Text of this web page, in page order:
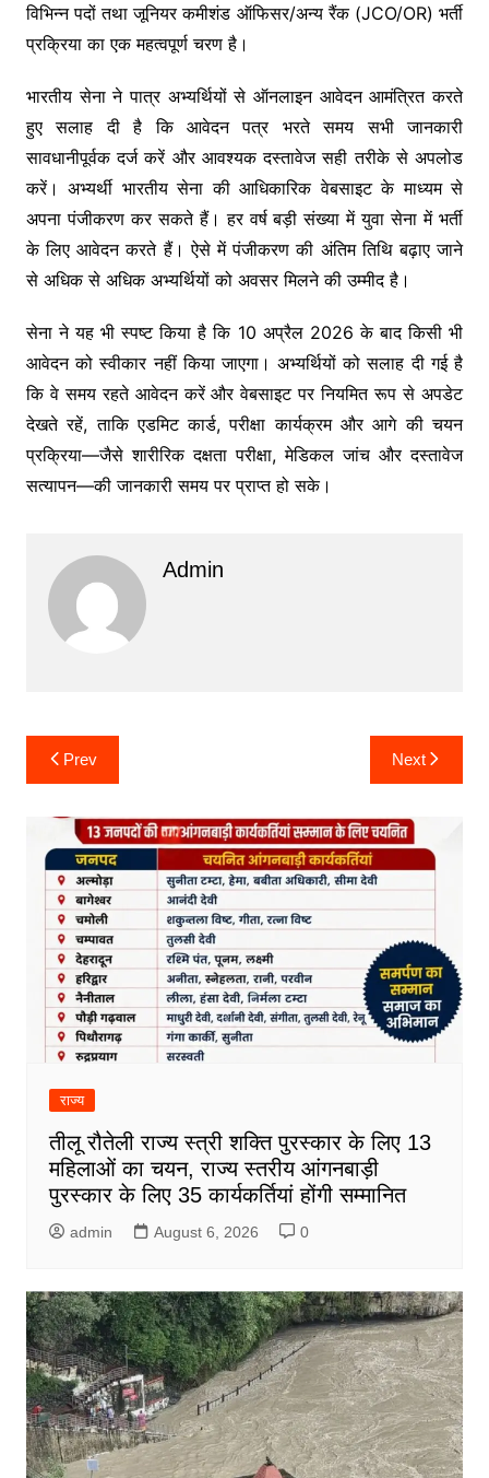
विभिन्न पदों तथा जूनियर कमीशंड ऑफिसर/अन्य रैंक (JCO/OR) भर्ती
प्रक्रिया का एक महत्वपूर्ण चरण है।
भारतीय सेना ने पात्र अभ्यर्थियों से ऑनलाइन आवेदन आमंत्रित करते
हुए सलाह दी है कि आवेदन पत्र भरते समय सभी जानकारी
सावधानीपूर्वक दर्ज करें और आवश्यक दस्तावेज सही तरीके से अपलोड
करें। अभ्यर्थी भारतीय सेना की आधिकारिक वेबसाइट के माध्यम से
अपना पंजीकरण कर सकते हैं। हर वर्ष बड़ी संख्या में युवा सेना में भर्ती
के लिए आवेदन करते हैं। ऐसे में पंजीकरण की अंतिम तिथि बढ़ाए जाने
से अधिक से अधिक अभ्यर्थियों को अवसर मिलने की उम्मीद है।
सेना ने यह भी स्पष्ट किया है कि 10 अप्रैल 2026 के बाद किसी भी
आवेदन को स्वीकार नहीं किया जाएगा। अभ्यर्थियों को सलाह दी गई है
कि वे समय रहते आवेदन करें और वेबसाइट पर नियमित रूप से अपडेट
देखते रहें, ताकि एडमिट कार्ड, परीक्षा कार्यक्रम और आगे की चयन
प्रक्रिया—जैसे शारीरिक दक्षता परीक्षा, मेडिकल जांच और दस्तावेज
सत्यापन—की जानकारी समय पर प्राप्त हो सके।
Admin
Post
navigation
Prev Next
राज्य
तीलू रौतेली राज्य स्त्री शक्ति पुरस्कार के लिए 13
महिलाओं का चयन, राज्य स्तरीय आंगनबाड़ी
पुरस्कार के लिए 35 कार्यकर्तियां होंगी सम्मानित
admin August 6, 2026 0